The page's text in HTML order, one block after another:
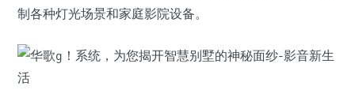
制各种灯光场景和家庭影院设备。